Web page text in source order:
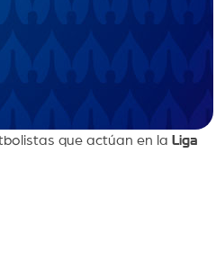
que actúan en la Liga